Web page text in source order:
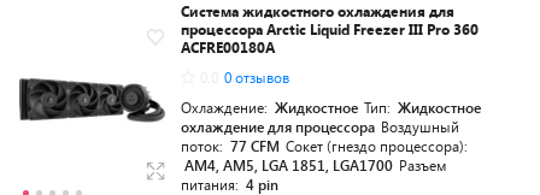
Система жидкостного охлаждения для
процессора Arctic Liquid Freezer III Pro 360
ACFRE00180A
0 отзывов
Охлаждение: Жидкостное Тип: Жидкостное
охлаждение для процессора Воздушный
поток: 77 CFM Сокет (гнездо процессора):
AM4, AM5, LGA 1851, LGA1700 Разъем
питания: 4 pin